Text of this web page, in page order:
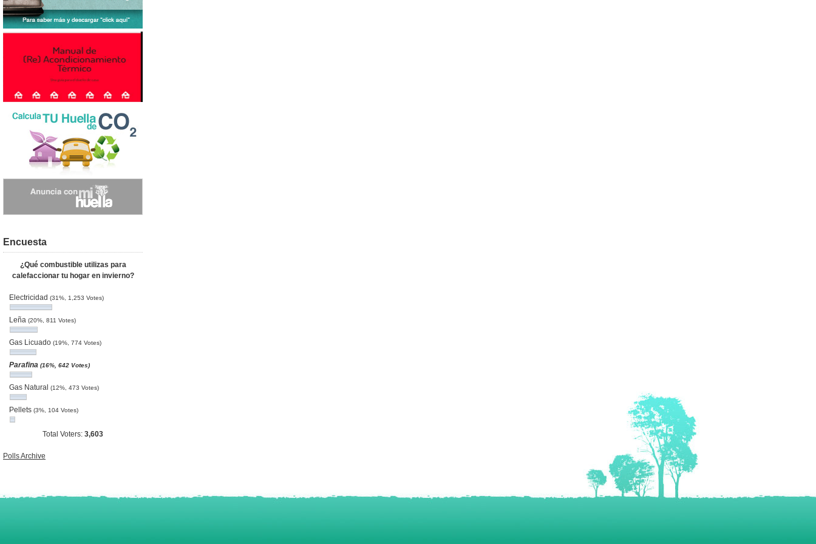
Encuesta
¿Qué combustible utilizas para
calefaccionar tu hogar en invierno?
Electricidad (31%, 1,253 Votes)
Leña (20%, 811 Votes)
Gas Licuado (19%, 774 Votes)
Parafina (16%, 642 Votes)
Gas Natural (12%, 473 Votes)
Pellets (3%, 104 Votes)
Total Voters: 3,603
Polls Archive